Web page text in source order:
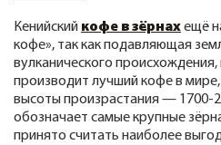
Кенийский кофе в зёрнахещё
кофе», так как подавляющая
вулканического происхождения,
производит лучший кофе в
высоты произрастания — 1700-
обозначает самые крупные
принято считать наиболее